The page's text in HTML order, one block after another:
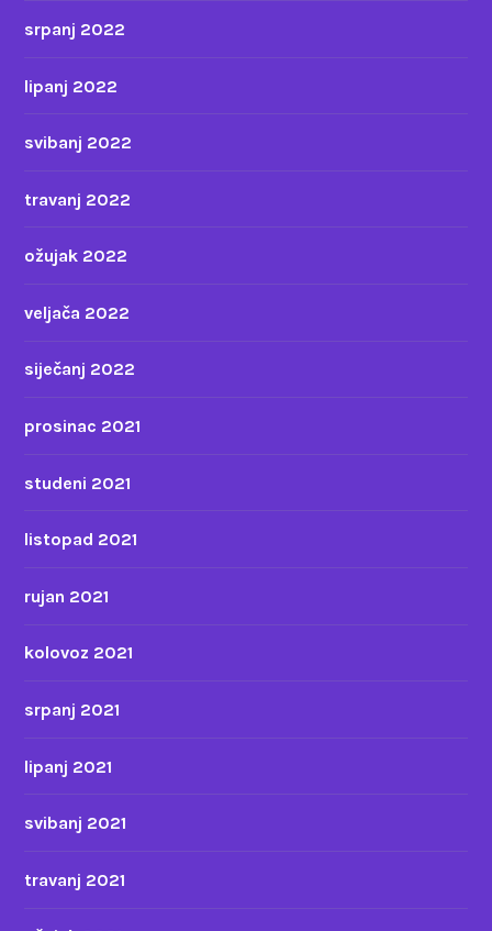
srpanj 2022
lipanj 2022
svibanj 2022
travanj 2022
ožujak 2022
veljača 2022
siječanj 2022
prosinac 2021
studeni 2021
listopad 2021
rujan 2021
kolovoz 2021
srpanj 2021
lipanj 2021
svibanj 2021
travanj 2021